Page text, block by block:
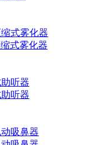
式雾化器
式雾化器
听器
听器
吸鼻器